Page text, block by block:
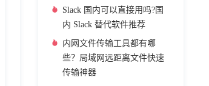
Slack 国内可以直接用吗?国
内 Slack 替代软件推荐
内网文件传输工具都有哪
些？局域网远距离文件快速
传输神器